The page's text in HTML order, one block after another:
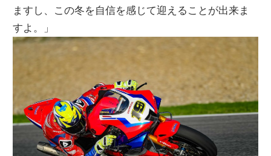
ますし、この冬を自信を感じて迎えることが出来ま
すよ。」